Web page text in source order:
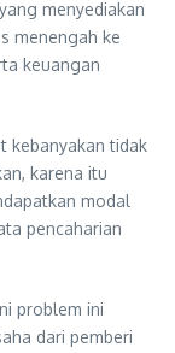
menyediakan
menengah ke
keuangan
kebanyakan tidak
karena itu
modal
pencaharian
problem ini
dari pemberi